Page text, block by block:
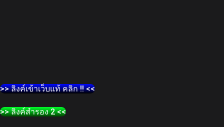
>> ลิงค์เข้าเว็บแท้ คลิก !! <<
>> ลิงค์สำรอง 2 <<